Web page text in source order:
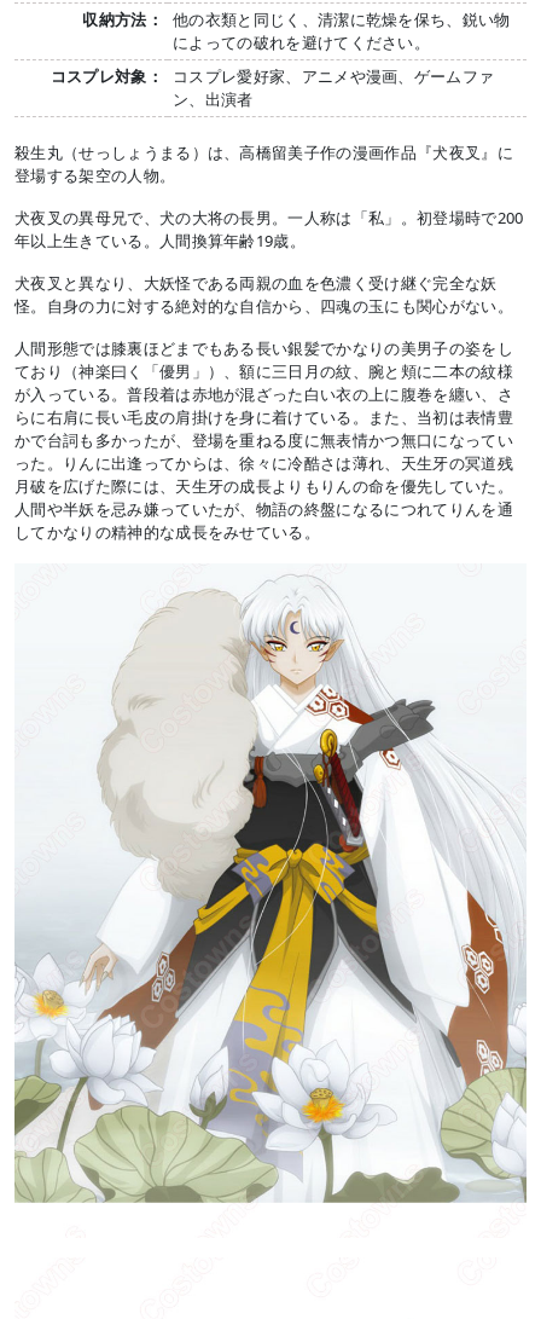
収納方法：
他の衣類と同じく、清潔に乾燥を保ち、鋭い物
によっての破れを避けてください。
コスプレ対象：
コスプレ愛好家、アニメや漫画、ゲームファ
ン、出演者
殺生丸（せっしょうまる）は、高橋留美子作の漫画作品『犬夜叉』に
登場する架空の人物。
犬夜叉の異母兄で、犬の大将の長男。一人称は「私」。初登場時で200
年以上生きている。人間換算年齢19歳。
犬夜叉と異なり、大妖怪である両親の血を色濃く受け継ぐ完全な妖
怪。自身の力に対する絶対的な自信から、四魂の玉にも関心がない。
人間形態では膝裏ほどまでもある長い銀髪でかなりの美男子の姿をし
ており（神楽曰く「優男」）、額に三日月の紋、腕と頬に二本の紋様
が入っている。普段着は赤地が混ざった白い衣の上に腹巻を纏い、さ
らに右肩に長い毛皮の肩掛けを身に着けている。また、当初は表情豊
かで台詞も多かったが、登場を重ねる度に無表情かつ無口になってい
った。りんに出逢ってからは、徐々に冷酷さは薄れ、天生牙の冥道残
月破を広げた際には、天生牙の成長よりもりんの命を優先していた。
人間や半妖を忌み嫌っていたが、物語の終盤になるにつれてりんを通
してかなりの精神的な成長をみせている。